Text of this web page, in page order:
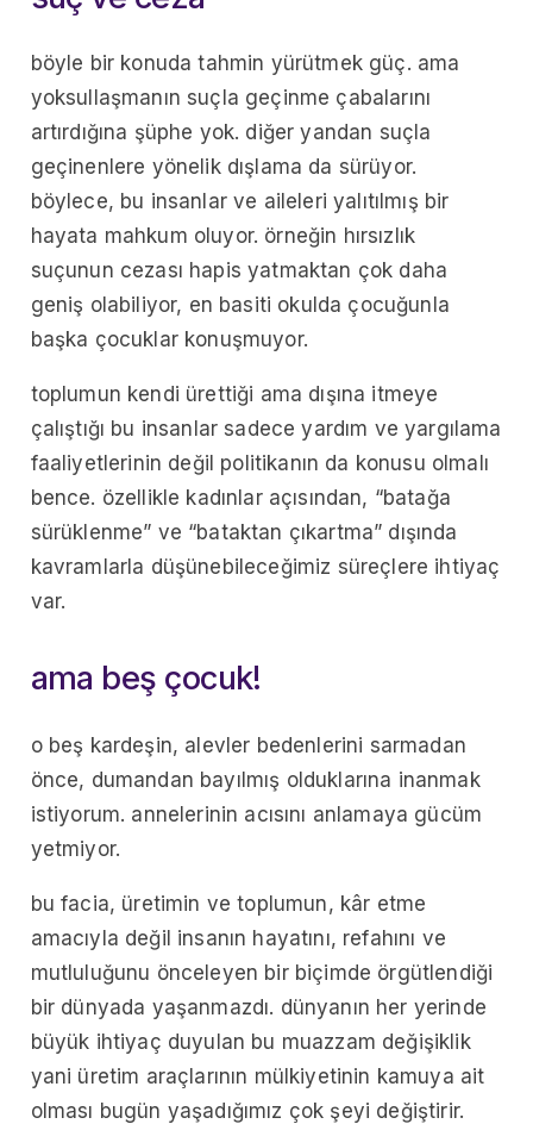
böyle bir konuda tahmin yürütmek güç. ama
yoksullaşmanın suçla geçinme çabalarını
artırdığına şüphe yok. diğer yandan suçla
geçinenlere yönelik dışlama da sürüyor.
böylece, bu insanlar ve aileleri yalıtılmış bir
hayata mahkum oluyor. örneğin hırsızlık
suçunun cezası hapis yatmaktan çok daha
geniş olabiliyor, en basiti okulda çocuğunla
başka çocuklar konuşmuyor.
toplumun kendi ürettiği ama dışına itmeye
çalıştığı bu insanlar sadece yardım ve yargılama
faaliyetlerinin değil politikanın da konusu olmalı
bence. özellikle kadınlar açısından, “batağa
sürüklenme” ve “bataktan çıkartma” dışında
kavramlarla düşünebileceğimiz süreçlere ihtiyaç
var.
ama beş çocuk!
o beş kardeşin, alevler bedenlerini sarmadan
önce, dumandan bayılmış olduklarına inanmak
istiyorum. annelerinin acısını anlamaya gücüm
yetmiyor.
bu facia, üretimin ve toplumun, kâr etme
amacıyla değil insanın hayatını, refahını ve
mutluluğunu önceleyen bir biçimde örgütlendiği
bir dünyada yaşanmazdı. dünyanın her yerinde
büyük ihtiyaç duyulan bu muazzam değişiklik
yani üretim araçlarının mülkiyetinin kamuya ait
olması bugün yaşadığımız çok şeyi değiştirir.